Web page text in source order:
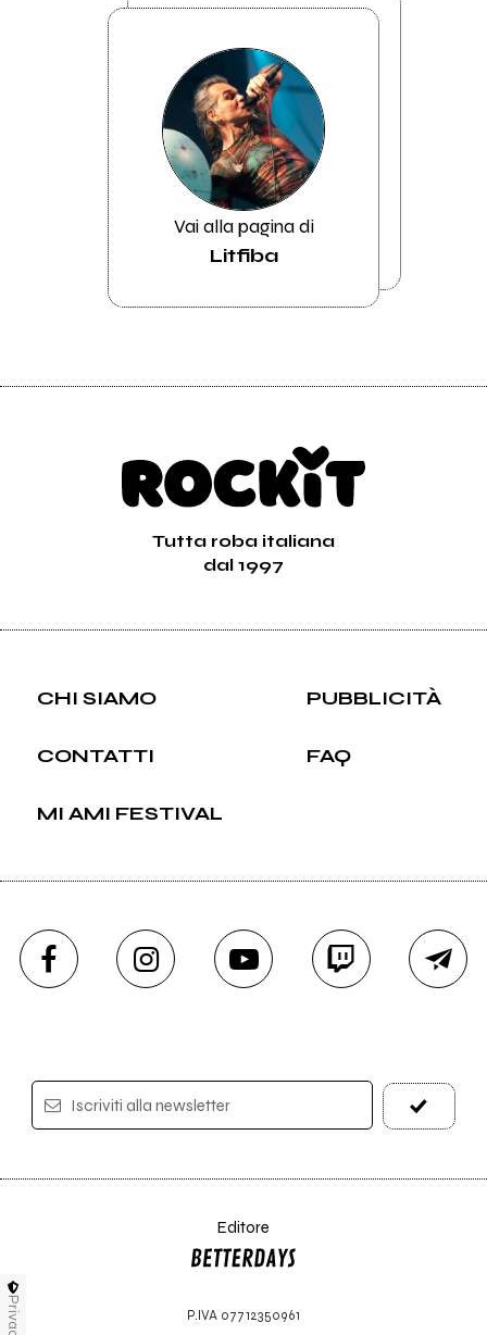
Vai alla pagina di
Litfiba
Tutta roba italiana
dal 1997
CHI SIAMO PUBBLICITÀ
CONTATTI FAQ
MI AMI FESTIVAL
Iscriviti alla newsletter
Editore
P.IVA 07712350961
Privacy